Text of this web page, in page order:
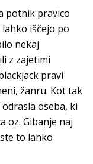
potnik pravico
iščejo po
nekaj
z zajetimi
pravi
žanru. Kot tak
oseba, ki
oz. Gibanje naj
to lahko